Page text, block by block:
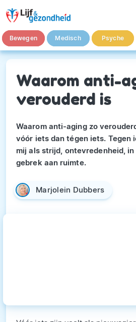
Bewegen Medisch Psyche
Waarom anti-
verouderd is
Waarom anti-aging zo
vóór iets dan tégen iets. Tegen
mij als strijd, ontevredenheid,
gebrek aan ruimte.
Marjolein Dubbers